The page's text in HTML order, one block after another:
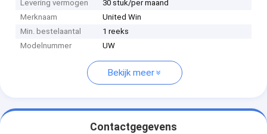
Levering vermogen
30 stuk/per maand
Merknaam
United Win
Min. bestelaantal
1 reeks
Modelnummer
UW
Bekijk meer
Contactgegevens